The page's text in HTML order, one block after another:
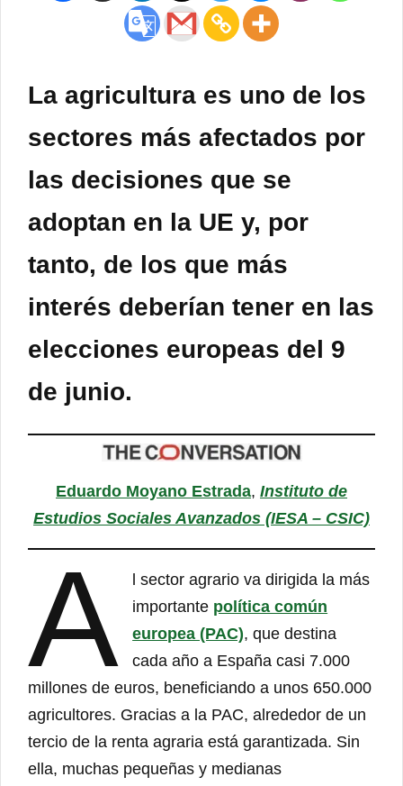
La agricultura es uno de los
sectores más afectados por
las decisiones que se
adoptan en la UE y, por
tanto, de los que más
interés deberían tener en las
elecciones europeas del 9
de junio.
Eduardo Moyano Estrada, Instituto de
Estudios Sociales Avanzados (IESA – CSIC)
A
l sector agrario va dirigida la más
importante política común
europea (PAC), que destina
cada año a España casi 7.000
millones de euros, beneficiando a unos 650.000
agricultores. Gracias a la PAC, alrededor de un
tercio de la renta agraria está garantizada. Sin
ella, muchas pequeñas y medianas